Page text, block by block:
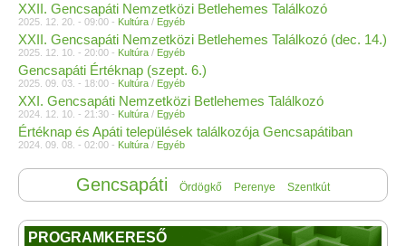
XXII. Gencsapáti Nemzetközi Betlehemes Találkozó
2025. 12. 20. - 09:00 - Kultúra / Egyéb
XXII. Gencsapáti Nemzetközi Betlehemes Találkozó (dec. 14.)
2025. 12. 10. - 20:00 - Kultúra / Egyéb
Gencsapáti Értéknap (szept. 6.)
2025. 09. 03. - 18:00 - Kultúra / Egyéb
XXI. Gencsapáti Nemzetközi Betlehemes Találkozó
2024. 12. 10. - 21:30 - Kultúra / Egyéb
Értéknap és Apáti települések találkozója Gencsapátiban
2024. 09. 08. - 02:00 - Kultúra / Egyéb
Gencsapáti Ördögkő Perenye Szentkút
PROGRAMKERESŐ